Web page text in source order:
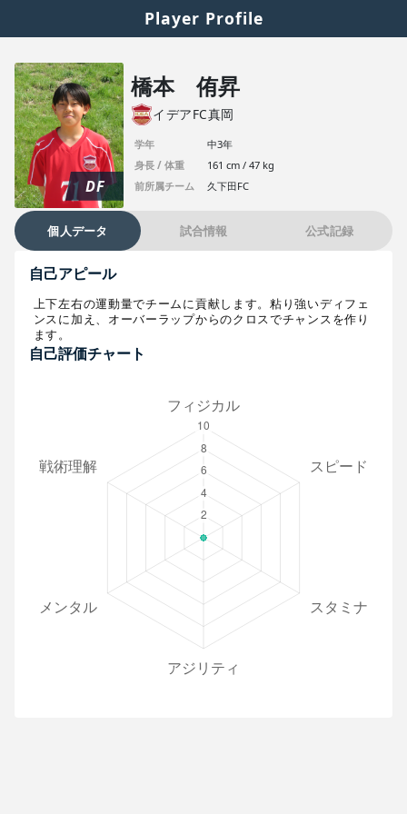
Player Profile
DF
橋本 侑昇
イデアFC真岡
学年
中3年
身長 / 体重
161 cm / 47 kg
前所属チーム
久下田FC
個人データ 試合情報 公式記録
自己アピール
上下左右の運動量でチームに貢献します。粘り強いディフェ
ンスに加え、オーバーラップからのクロスでチャンスを作り
ます。
自己評価チャート